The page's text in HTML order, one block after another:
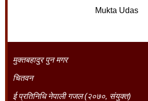
Mukta Udas
मुक्तबहादुर पुन मगर
चितवन
ई प्रतिनिधि नेपाली गजल (२०७०, संयुक्त)